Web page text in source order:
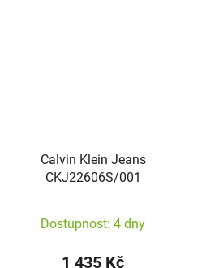
Calvin Klein Jeans
CKJ22606S/001
Dostupnost: 4 dny
1 435 Kč